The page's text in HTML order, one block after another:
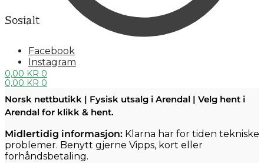
0,00 KR 0
Sosialt
Facebook
Instagram
0,00 KR 0
Norsk nettbutikk | Fysisk utsalg i Arendal | Velg hent i
Arendal for klikk & hent.
Midlertidig informasjon: Klarna har for tiden tekniske
problemer. Benytt gjerne Vipps, kort eller
forhåndsbetaling.